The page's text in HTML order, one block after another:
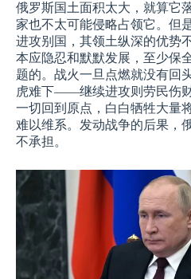
俄罗斯国土面积太大，就算它
家也不太可能侵略占领它。但
进攻别国，其领土纵深的优势
本应隐忍和默默发展，至少保
题的。战火一旦点燃就没有回
虎难下——继续进攻则劳民伤
一切回到原点，白白牺牲大量
难以维系。发动战争的后果，
不承担。